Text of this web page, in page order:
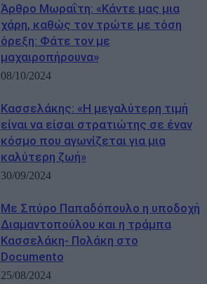
Άρθρο Μωραΐτη: «Κάντε μας μια
χάρη, καθώς τον τρώτε με τόση
όρεξη: Φάτε τον με
μαχαιροπήρουνα»
08/10/2024
Κασσελάκης: «Η µεγαλύτερη τιµή
είναι να είσαι στρατιώτης σε έναν
κόσμο που αγωνίζεται για μια
καλύτερη ζωή»
30/09/2024
Mε Σπύρο Παπαδόπουλο η υποδοχή
Διαμαντοπούλου και η τράμπα
Κασσελάκη- Πολάκη στο
Documento
25/08/2024